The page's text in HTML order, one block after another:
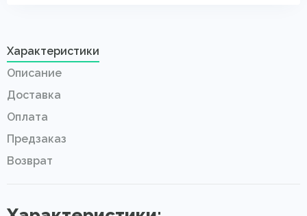
Характеристики
Описание
Доставка
Оплата
Предзаказ
Возврат